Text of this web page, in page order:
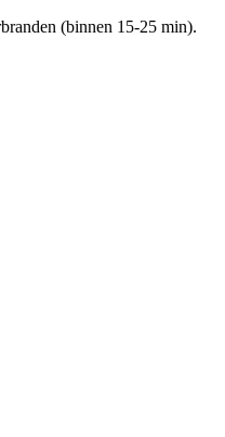
(binnen 15-25 min).